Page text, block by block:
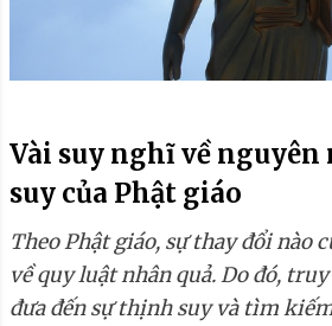
Vài suy nghĩ về
suy của Phật giáo
Theo Phật giáo, sự thay đổi nào
về quy luật nhân quả. Do đó,
đưa đến sự thịnh suy và tìm